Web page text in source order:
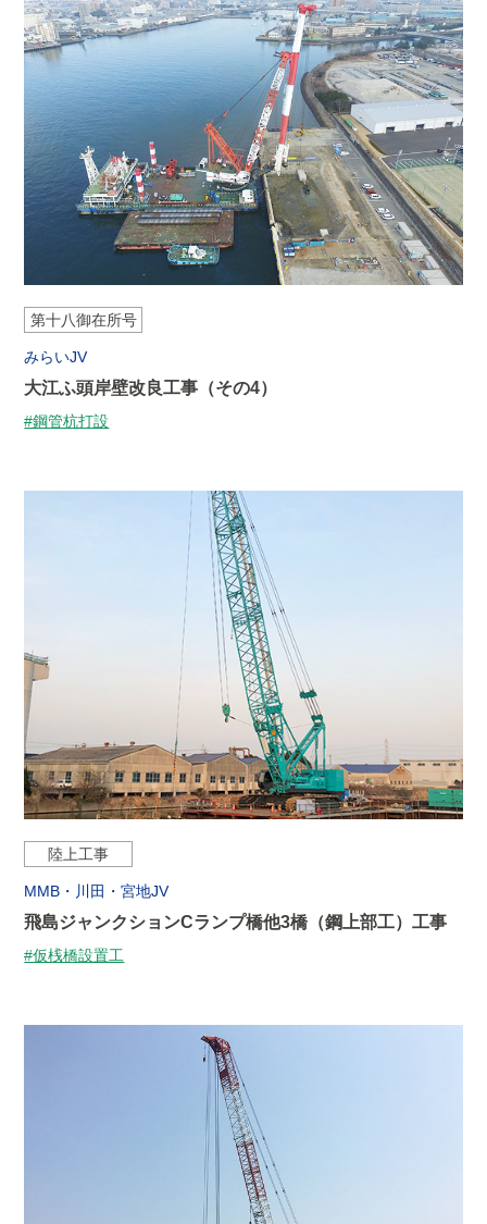
第十八御在所号
みらいJV
大江ふ頭岸壁改良工事（その4）
#鋼管杭打設
陸上工事
MMB・川田・宮地JV
飛島ジャンクションCランプ橋他3橋（鋼上部工）工事
#仮桟橋設置工